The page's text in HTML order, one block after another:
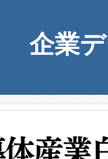
企業